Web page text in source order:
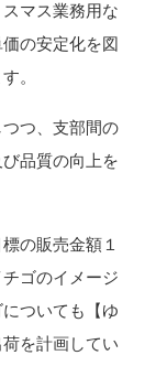
マス業務用な
の安定化を図
。
つ、支部間の
品質の向上を
の販売金額１
ゴのイメージ
ついても【ゆ
を計画してい